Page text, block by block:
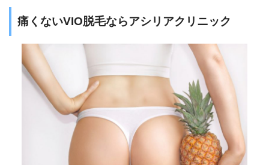
痛くないVIO脱毛ならアシリアクリニック